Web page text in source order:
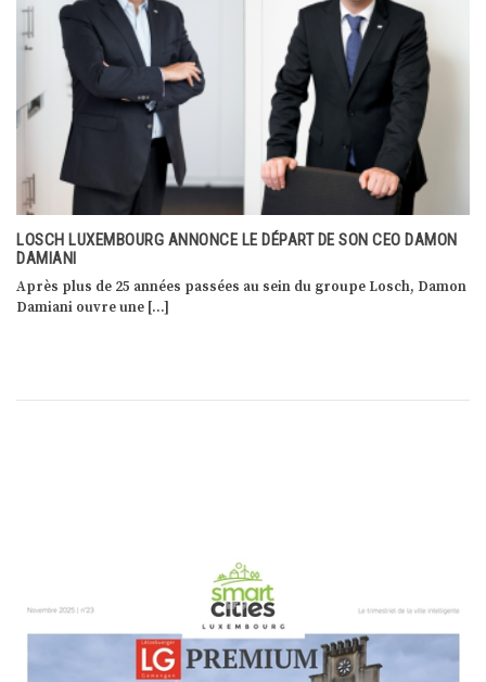
LOSCH LUXEMBOURG ANNONCE LE DÉPART DE SON CEO DAMON
DAMIANI
Après plus de 25 années passées au sein du groupe Losch, Damon
Damiani ouvre une […]